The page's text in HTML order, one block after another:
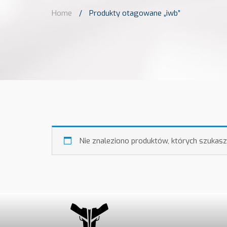
Home / Produkty otagowane „iwb”
Nie znaleziono produktów, których